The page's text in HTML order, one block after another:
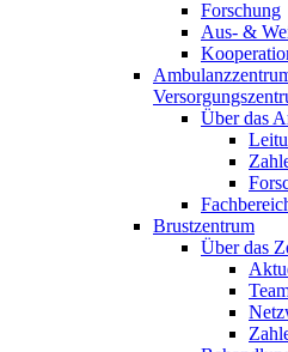
Forschung
Aus- &
Über das
Brustzentrum
Über das